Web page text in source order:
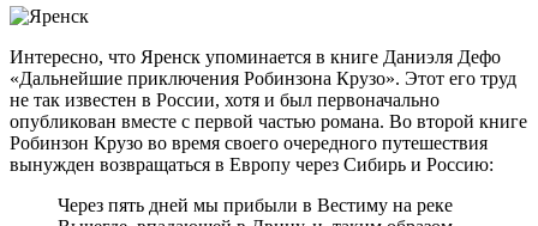
Интересно, что Яренск упоминается в книге Даниэля Дефо
«Дальнейшие приключения Робинзона Крузо». Этот его труд
не так известен в России, хотя и был первоначально
опубликован вместе с первой частью романа. Во второй книге
Робинзон Крузо во время своего очередного путешествия
вынужден возвращаться в Европу через Сибирь и Россию:
Через пять дней мы прибыли в Вестиму на реке